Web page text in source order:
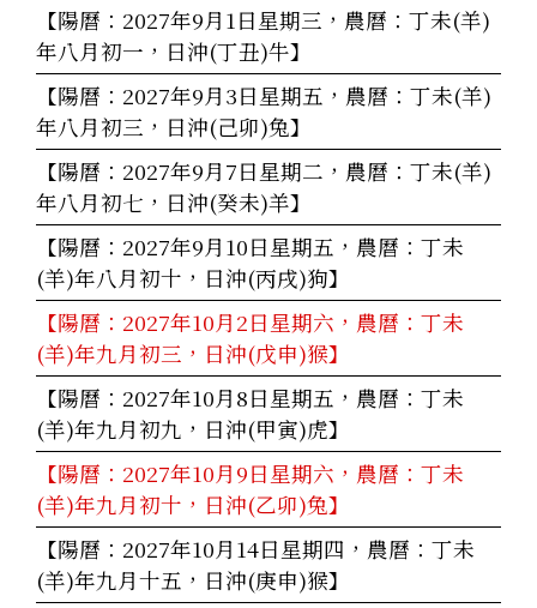
【陽曆：2027年9月1日星期三，農曆：丁未(羊)
年八月初一，日沖(丁丑)牛】
【陽曆：2027年9月3日星期五，農曆：丁未(羊)
年八月初三，日沖(己卯)兔】
【陽曆：2027年9月7日星期二，農曆：丁未(羊)
年八月初七，日沖(癸未)羊】
【陽曆：2027年9月10日星期五，農曆：丁未
(羊)年八月初十，日沖(丙戌)狗】
【陽曆：2027年10月2日星期六，農曆：丁未
(羊)年九月初三，日沖(戊申)猴】
【陽曆：2027年10月8日星期五，農曆：丁未
(羊)年九月初九，日沖(甲寅)虎】
【陽曆：2027年10月9日星期六，農曆：丁未
(羊)年九月初十，日沖(乙卯)兔】
【陽曆：2027年10月14日星期四，農曆：丁未
(羊)年九月十五，日沖(庚申)猴】